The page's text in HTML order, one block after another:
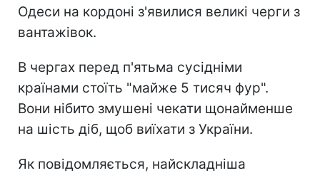
Одеси на кордоні з'явилися великі черги з
вантажівок.
В чергах перед п'ятьма сусідніми
країнами стоїть "майже 5 тисяч фур".
Вони нібито змушені чекати щонайменше
на шість діб, щоб виїхати з України.
Як повідомляється, найскладніша